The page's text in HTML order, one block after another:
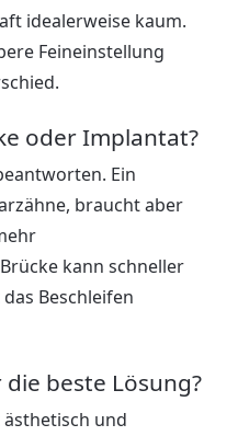
idealerweise kaum.
Feineinstellung
oder Implantat?
Ein
braucht aber
kann schneller
Beschleifen
beste Lösung?
und